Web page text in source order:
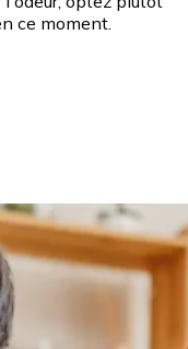
ce moment.